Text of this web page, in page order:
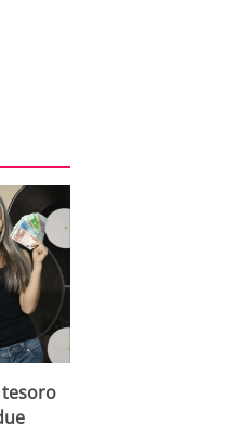
tesoro